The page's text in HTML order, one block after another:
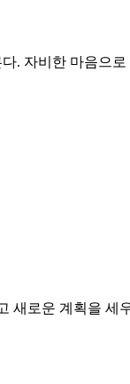
. 자비한 마음으
새로운 계획을 세